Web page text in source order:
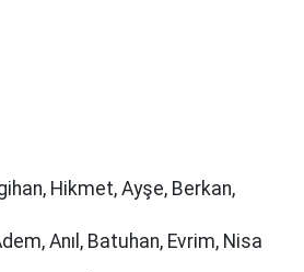
Hikmet, Ayşe, Berkan,
Anıl, Batuhan, Evrim, Nisa